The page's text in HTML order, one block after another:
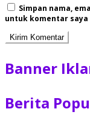
Simpan nama,
untuk komentar
Banner
Berita